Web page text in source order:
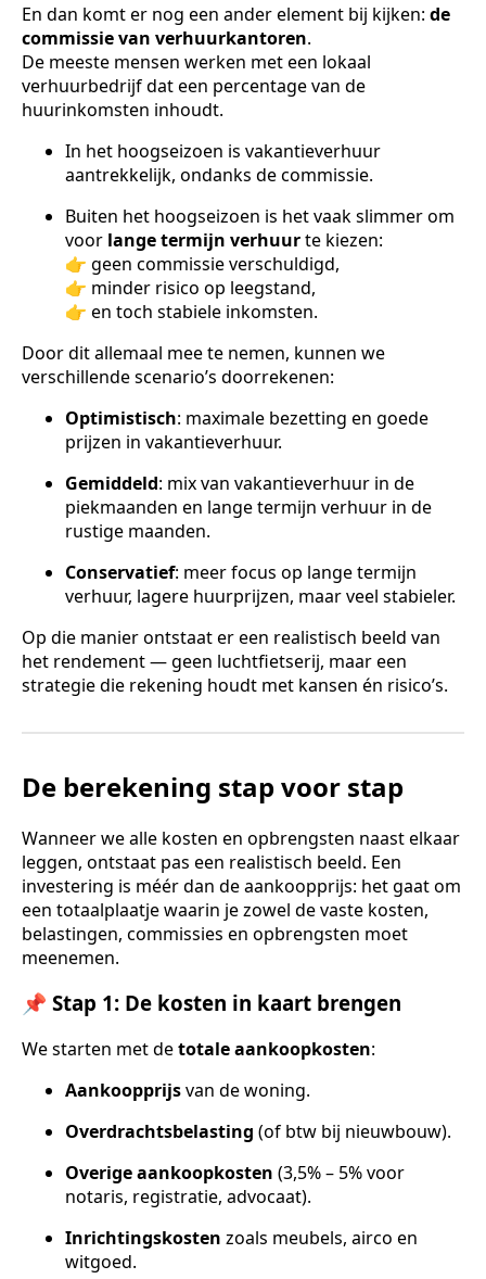
En dan komt er nog een ander element bij kijken: de
commissie van verhuurkantoren.
De meeste mensen werken met een lokaal
verhuurbedrijf dat een percentage van de
huurinkomsten inhoudt.
In het hoogseizoen is vakantieverhuur
aantrekkelijk, ondanks de commissie.
Buiten het hoogseizoen is het vaak slimmer om
voor lange termijn verhuurte kiezen:
👉 geen commissie verschuldigd,
👉 minder risico op leegstand,
👉 en toch stabiele inkomsten.
Door dit allemaal mee te nemen, kunnen we
verschillende scenario’s doorrekenen:
Optimistisch: maximale bezetting en goede
prijzen in vakantieverhuur.
Gemiddeld: mix van vakantieverhuur in de
piekmaanden en lange termijn verhuur in de
rustige maanden.
Conservatief: meer focus op lange termijn
verhuur, lagere huurprijzen, maar veel stabieler.
Op die manier ontstaat er een realistisch beeld van
het rendement — geen luchtfietserij, maar een
strategie die rekening houdt met kansen én risico’s.
De berekening stap voor stap
Wanneer we alle kosten en opbrengsten naast elkaar
leggen, ontstaat pas een realistisch beeld. Een
investering is méér dan de aankoopprijs: het gaat om
een totaalplaatje waarin je zowel de vaste kosten,
belastingen, commissies en opbrengsten moet
meenemen.
📌 Stap 1: De kosten in kaart brengen
We starten met detotale aankoopkosten:
Aankoopprijsvan de woning.
Overdrachtsbelasting (of btw bij nieuwbouw).
Overige aankoopkosten (3,5% – 5% voor
notaris, registratie, advocaat).
Inrichtingskosten zoals meubels, airco en
witgoed.